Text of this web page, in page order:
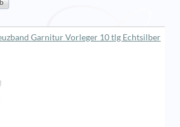
Garnitur Vorleger 10 tlg Echtsilber